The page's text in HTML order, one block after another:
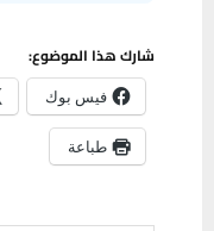
شارك هذا الموضوع:
فيس بوك
طباعة